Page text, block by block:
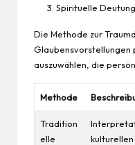
Spirituelle Deutung
Die Methode zur
Glaubensvorstellungen
auszuwählen, die
Methode
Tradition
elle